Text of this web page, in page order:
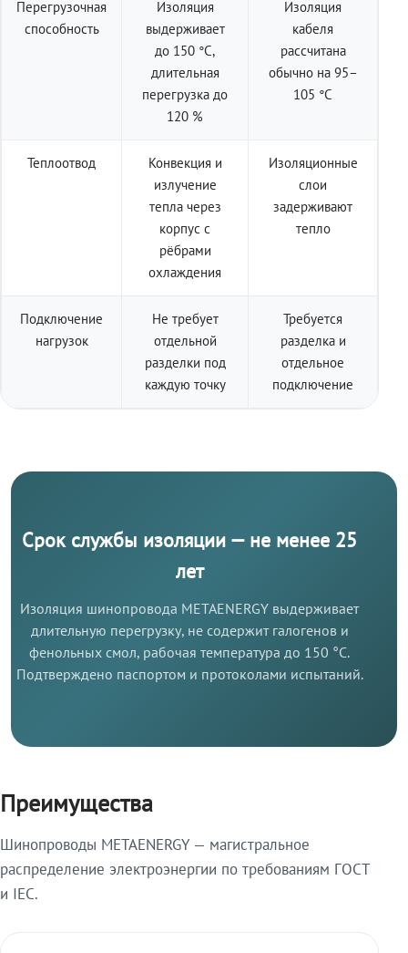
Перегрузочная
способность
Изоляция
выдерживает
до 150 °C,
длительная
перегрузка до
120 %
Изоляция
кабеля
рассчитана
обычно на 95–
105 °C
Теплоотвод
Конвекция и
излучение
тепла через
корпус с
рёбрами
охлаждения
Изоляционные
слои
задерживают
тепло
Подключение
нагрузок
Не требует
отдельной
разделки под
каждую точку
Требуется
разделка и
отдельное
подключение
Срок службы изоляции — не менее 25
лет
Изоляция шинопровода METAENERGY выдерживает
длительную перегрузку, не содержит галогенов и
фенольных смол, рабочая температура до 150 °C.
Подтверждено паспортом и протоколами испытаний.
Преимущества
Шинопроводы METAENERGY — магистральное
распределение электроэнергии по требованиям ГОСТ
и IEC.